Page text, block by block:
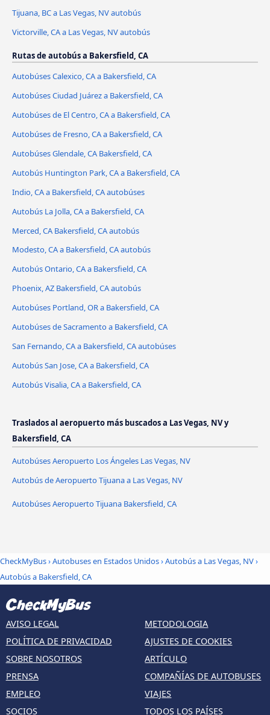
Tijuana, BC a Las Vegas, NV autobús
Victorville, CA a Las Vegas, NV autobús
Rutas de autobús a Bakersfield, CA
Autobúses Calexico, CA a Bakersfield, CA
Autobúses Ciudad Juárez a Bakersfield, CA
Autobúses de El Centro, CA a Bakersfield, CA
Autobúses de Fresno, CA a Bakersfield, CA
Autobúses Glendale, CA Bakersfield, CA
Autobús Huntington Park, CA a Bakersfield, CA
Indio, CA a Bakersfield, CA autobúses
Autobús La Jolla, CA a Bakersfield, CA
Merced, CA Bakersfield, CA autobús
Modesto, CA a Bakersfield, CA autobús
Autobús Ontario, CA a Bakersfield, CA
Phoenix, AZ Bakersfield, CA autobús
Autobúses Portland, OR a Bakersfield, CA
Autobúses de Sacramento a Bakersfield, CA
San Fernando, CA a Bakersfield, CA autobúses
Autobús San Jose, CA a Bakersfield, CA
Autobús Visalia, CA a Bakersfield, CA
Traslados al aeropuerto más buscados a Las Vegas, NV y
Bakersfield, CA
Autobúses Aeropuerto Los Ángeles Las Vegas, NV
Autobús de Aeropuerto Tijuana a Las Vegas, NV
Autobúses Aeropuerto Tijuana Bakersfield, CA
CheckMyBus›Autobuses en Estados Unidos›Autobús a Las Vegas, NV›
Autobús a Bakersfield, CA
AVISO LEGAL
POLÍTICA DE PRIVACIDAD
SOBRE NOSOTROS
PRENSA
EMPLEO
SOCIOS
METODOLOGIA
AJUSTES DE COOKIES
ARTÍCULO
COMPAÑÍAS DE AUTOBUSES
VIAJES
TODOS LOS PAÍSES